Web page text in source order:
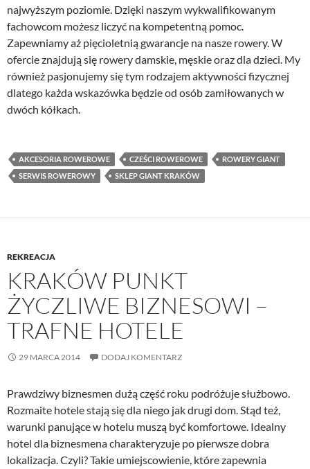
najwyższym poziomie. Dzięki naszym wykwalifikowanym
fachowcom możesz liczyć na kompetentną pomoc.
Zapewniamy aż pięcioletnią gwarancje na nasze rowery. W
ofercie znajdują się rowery damskie, męskie oraz dla dzieci. My
również pasjonujemy się tym rodzajem aktywności fizycznej
dlatego każda wskazówka będzie od osób zamiłowanych w
dwóch kółkach.
AKCESORIA ROWEROWE CZEŚCI ROWEROWE
ROWERY GIANT
SERWIS ROWEROWY
SKLEP GIANT KRAKÓW
REKREACJA
KRAKÓW PUNKT
ŻYCZLIWE BIZNESOWI –
TRAFNE HOTELE
29 MARCA 2014 DODAJ KOMENTARZ
Prawdziwy biznesmen dużą część roku podróżuje służbowo.
Rozmaite hotele stają się dla niego jak drugi dom. Stąd też,
warunki panujące w hotelu muszą być komfortowe. Idealny
hotel dla biznesmena charakteryzuje po pierwsze dobra
lokalizacja. Czyli? Takie umiejscowienie, które zapewnia